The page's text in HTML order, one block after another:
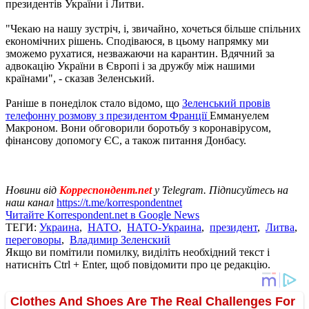
президентів України і Литви.
"Чекаю на нашу зустріч, і, звичайно, хочеться більше спільних
економічних рішень. Сподіваюся, в цьому напрямку ми
зможемо рухатися, незважаючи на карантин. Вдячний за
адвокацію України в Європі і за дружбу між нашими
країнами", - сказав Зеленський.
Раніше в понеділок стало відомо, що Зеленський провів
телефонну розмову з президентом ФранціїЕммануелем
Макроном. Вони обговорили боротьбу з коронавірусом,
фінансову допомогу ЄС, а також питання Донбасу.
Новини від Корреспондент.net у Telegram. Підписуйтесь на
наш канал https://t.me/korrespondentnet
Читайте Korrespondent.net в Google News
ТЕГИ: Украина, НАТО, НАТО-Украина, президент, Литва,
переговоры, Владимир Зеленский
Якщо ви помітили помилку, виділіть необхідний текст і
натисніть Ctrl + Enter, щоб повідомити про це редакцію.